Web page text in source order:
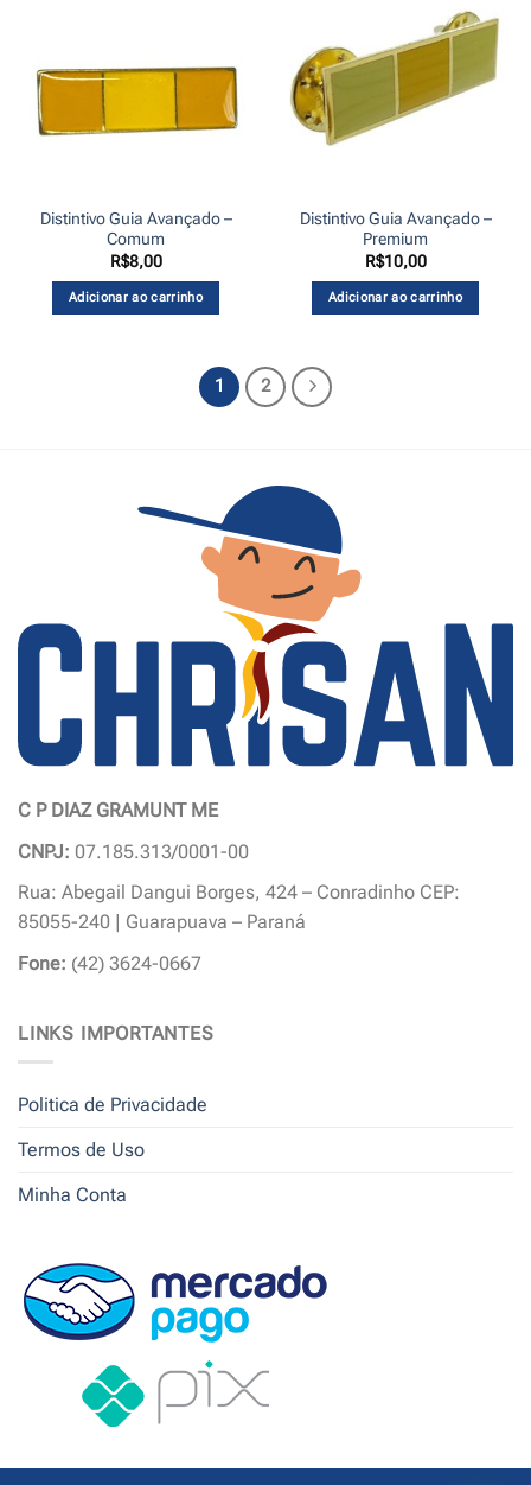
Distintivo Guia Avançado –
Comum
R$8,00
Adicionar ao carrinho
Distintivo Guia Avançado –
Premium
R$10,00
Adicionar ao carrinho
1 2
C P DIAZ GRAMUNT ME
CNPJ: 07.185.313/0001-00
Rua: Abegail Dangui Borges, 424 – Conradinho CEP:
85055-240 | Guarapuava – Paraná
Fone: (42) 3624-0667
LINKS IMPORTANTES
Politica de Privacidade
Termos de Uso
Minha Conta